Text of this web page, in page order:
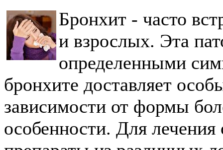
Бронхит - часто
и взрослых. Эта
определенными
бронхите доставляет
зависимости от формы
особенности. Для